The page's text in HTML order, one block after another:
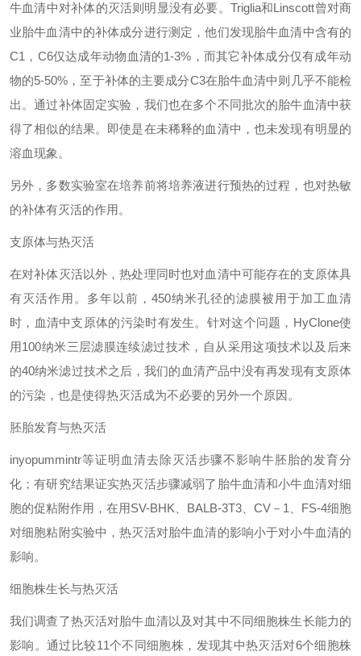
牛血清中对补体的灭活则明显没有必要。 Triglia和Linscott曾对商
业胎牛血清中的补体成分进行测定，他们发现胎牛血清中含有的
C1 ， C6仅达成年动物血清的1-3% ，而其它补体成分仅有成年动
物的5-50% ，至于补体的主要成分C3在胎牛血清中则几乎不能检
出。通过补体固定实验，我们也在多个不同批次的胎牛血清中获
得了相似的结果。即使是在未稀释的血清中，也未发现有明显的
溶血现象。
另外，多数实验室在培养前将培养液进行预热的过程，也对热敏
的补体有灭活的作用。
支原体与热灭活
在对补体灭活以外，热处理同时也对血清中可能存在的支原体具
有灭活作用。多年以前， 450纳米孔径的滤膜被用于加工血清
时，血清中支原体的污染时有发生。针对这个问题， HyClone使
用100纳米三层滤膜连续滤过技术，自从采用这项技术以及后来
的40纳米滤过技术之后，我们的血清产品中没有再发现有支原体
的污染，也是使得热灭活成为不必要的另外一个原因。
胚胎发育与热灭活
inyopummintr等证明血清去除灭活步骤不影响牛胚胎的发育分
化；有研究结果证实热灭活步骤减弱了胎牛血清和小牛血清对细
胞的促粘附作用，在用SV-BHK BALB-3T3 CV － 1 FS-4细胞
对细胞粘附实验中，热灭活对胎牛血清的影响小于对小牛血清的
影响。
细胞株生长与热灭活
我们调查了热灭活对胎牛血清以及对其中不同细胞株生长能力的
影响。通过比较11个不同细胞株，发现其中热灭活对6个细胞株